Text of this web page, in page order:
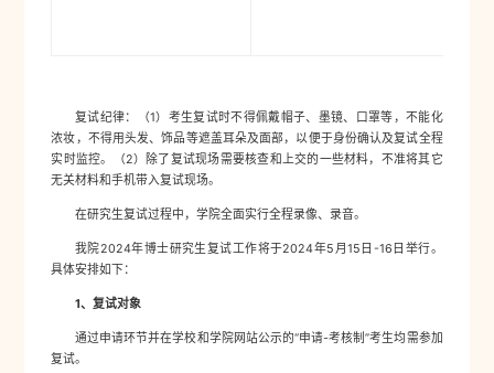
复试纪律：（1）考生复试时不得佩戴帽子、墨镜、口罩等，不能化
浓妆，不得用头发、饰品等遮盖耳朵及面部，以便于身份确认及复试全程
实时监控。（2）除了复试现场需要核查和上交的一些材料，不准将其它
无关材料和手机带入复试现场。
在研究生复试过程中，学院全面实行全程录像、录音。
我院2024年博士研究生复试工作将于2024年5月15日-16日举行。
具体安排如下：
1、复试对象
通过申请环节并在学校和学院网站公示的“申请-考核制”考生均需参加
复试。